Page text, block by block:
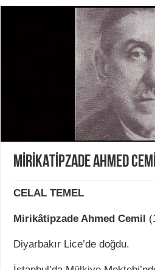
MİRİKATİPZADE AHMED
CELAL TEMEL
Mirikâtipzade Ahmed Cemil
Diyarbakır Lice’de doğdu.